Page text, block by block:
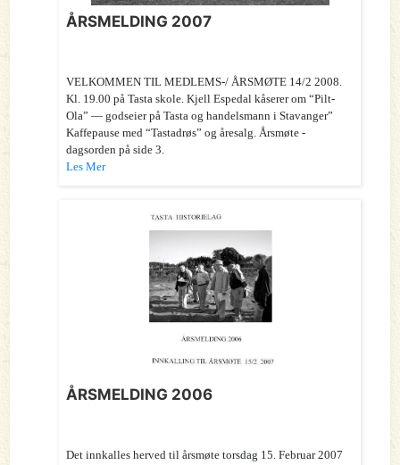
ÅRSMELDING 2007
VELKOMMEN TIL MEDLEMS-/ ÅRSMØTE 14/2 2008.
Kl. 19.00 på Tasta skole. Kjell Espedal kåserer om “Pilt-
Ola” — godseier på Tasta og handelsmann i Stavanger”
Kaffepause med “Tastadrøs” og åresalg. Årsmøte -
dagsorden på side 3.
Les Mer
ÅRSMELDING 2006
Det innkalles herved til årsmøte torsdag 15. Februar 2007